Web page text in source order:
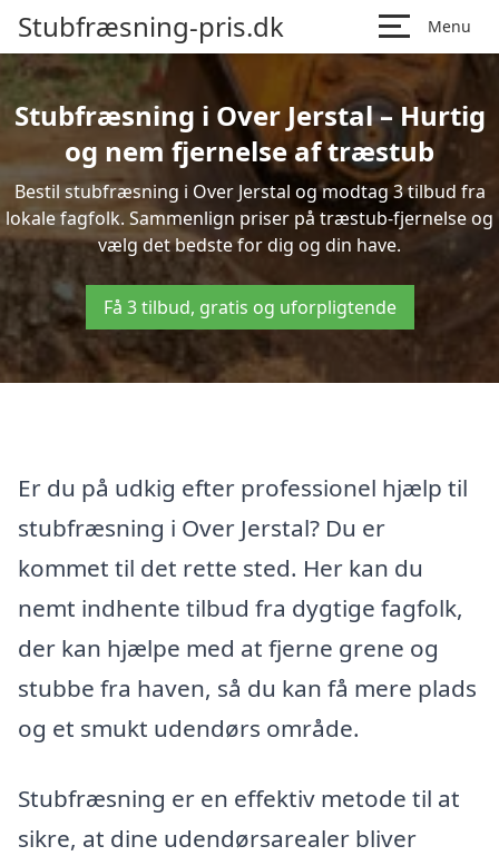
Stubfræsning-pris.dk Menu
Stubfræsning i Over Jerstal – Hurtig
og nem fjernelse af træstub
Bestil stubfræsning i Over Jerstal og modtag 3 tilbud fra
lokale fagfolk. Sammenlign priser på træstub-fjernelse og
vælg det bedste for dig og din have.
Få 3 tilbud, gratis og uforpligtende
Er du på udkig efter professionel hjælp til
stubfræsning i Over Jerstal? Du er
kommet til det rette sted. Her kan du
nemt indhente tilbud fra dygtige fagfolk,
der kan hjælpe med at fjerne grene og
stubbe fra haven, så du kan få mere plads
og et smukt udendørs område.
Stubfræsning er en effektiv metode til at
sikre, at dine udendørsarealer bliver